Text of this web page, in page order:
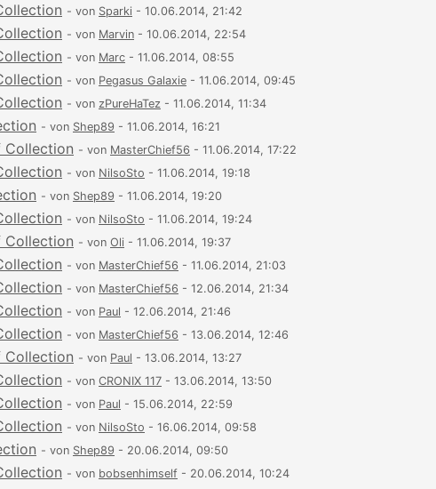
- von Sparki - 10.06.2014, 21:42
- von Marvin - 10.06.2014, 22:54
- von Marc - 11.06.2014, 08:55
- von Pegasus Galaxie - 11.06.2014, 09:45
- von zPureHaTez - 11.06.2014, 11:34
- von Shep89 - 11.06.2014, 16:21
Collection - von MasterChief56 - 11.06.2014, 17:22
- von NilsoSto - 11.06.2014, 19:18
- von Shep89 - 11.06.2014, 19:20
- von NilsoSto - 11.06.2014, 19:24
Collection - von Oli - 11.06.2014, 19:37
- von MasterChief56 - 11.06.2014, 21:03
- von MasterChief56 - 12.06.2014, 21:34
- von Paul - 12.06.2014, 21:46
- von MasterChief56 - 13.06.2014, 12:46
Collection - von Paul - 13.06.2014, 13:27
- von CRONIX 117 - 13.06.2014, 13:50
- von Paul - 15.06.2014, 22:59
- von NilsoSto - 16.06.2014, 09:58
- von Shep89 - 20.06.2014, 09:50
- von bobsenhimself - 20.06.2014, 10:24